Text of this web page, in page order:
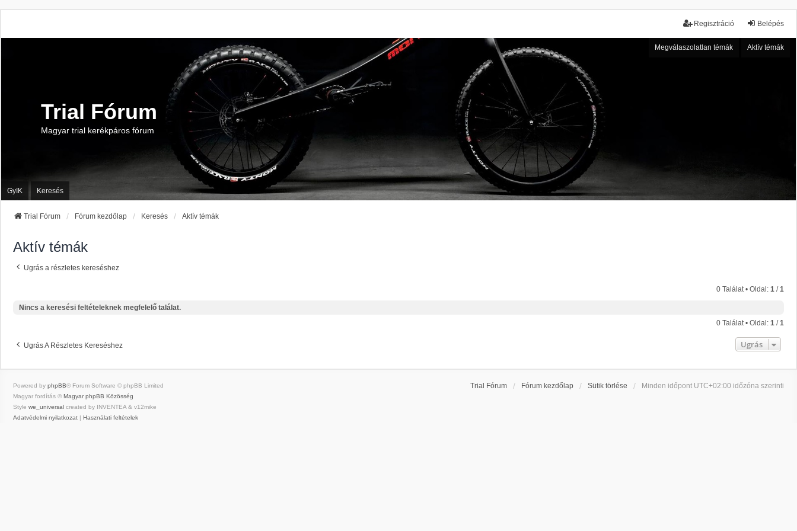
Belépés
Regisztráció
Megválaszolatlan témák Aktív témák
Trial Fórum
Magyar trial kerékpáros fórum
GyIK Keresés
Trial Fórum Fórum kezdőlap Keresés Aktív témák
Aktív témák
Ugrás a részletes kereséshez
0 Találat • Oldal: 1 /1
Nincs a keresési feltételeknek megfelelő találat.
0 Találat • Oldal: 1 /1
Ugrás A Részletes Kereséshez Ugrás
Trial Fórum Fórum kezdőlap Sütik törlése Minden időpont UTC+02:00 időzóna szerinti
Powered by phpBB® Forum Software © phpBB Limited
Magyar fordítás © Magyar phpBB Közösség
Style we_universal created by INVENTEA & v12mike
Adatvédelmi nyilatkozat
Használati feltételek